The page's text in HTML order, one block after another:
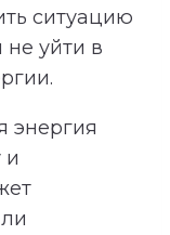
ситуацию
не уйти в
энергия
и